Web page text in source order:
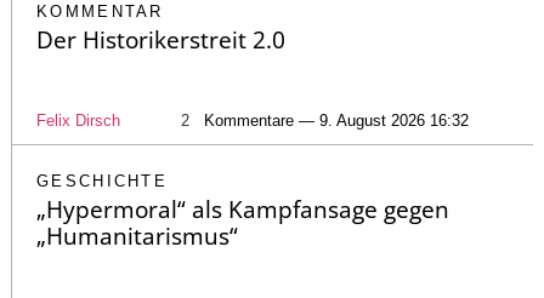
KOMMENTAR
Der Historikerstreit 2.0
Felix Dirsch 2 Kommentare — 9. August 2026 16:32
GESCHICHTE
„Hypermoral“ als Kampfansage gegen
„Humanitarismus“